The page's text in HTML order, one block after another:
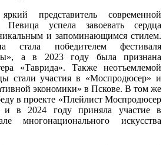
представитель современной
успела завоевать сердца
и запоминающимся стилем.
победителем фестиваля
а в 2023 году была признана
«Таврида». Также неотъемлемой
стали участия в «Моспродюсер» и
экономики» в Пскове. В том же
в проекте «Плейлист Моспродюсер
в 2024 году приняла участие в
многонационального искусства